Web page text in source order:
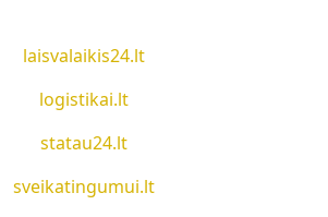
laisvalaikis24.lt
logistikai.lt
statau24.lt
sveikatingumui.lt